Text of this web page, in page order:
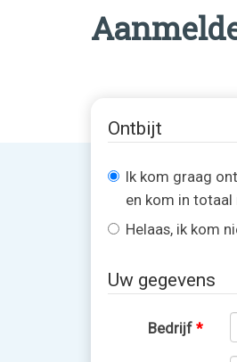
Ontbijt
Ik kom graag
en kom in totaal
Helaas, ik kom
Uw gegevens
Bedrijf *